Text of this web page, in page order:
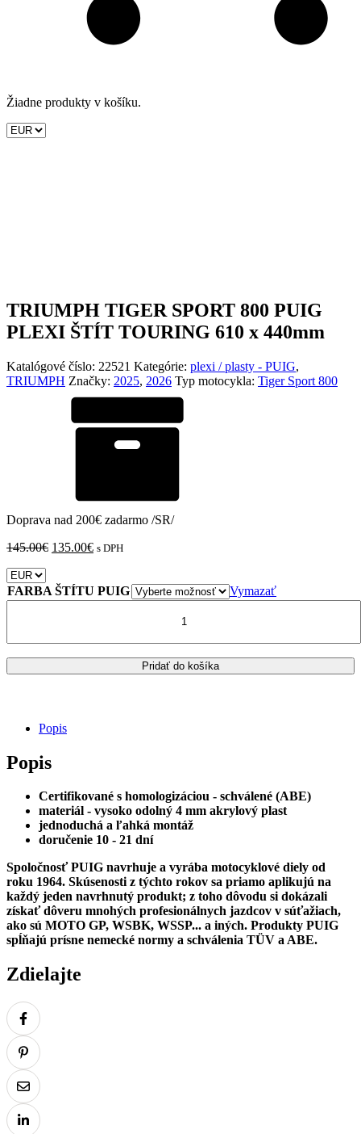
Žiadne produkty v košíku.
TRIUMPH TIGER SPORT 800 PUIG
PLEXI ŠTÍT TOURING 610 x 440mm
Katalógové číslo: 22521 Kategórie: plexi / plasty - PUIG,
TRIUMPH Značky: 2025, 2026 Typ motocykla: Tiger Sport 800
Doprava nad 200€ zadarmo /SR/
145.00€ Pôvodná
145.00€.
135.00€Aktuálna
135.00€.
s DPH
FARBA ŠTÍTU PUIG
Vymazať
800
PUIG
TOURING
440mm
Pridať do košíka
Popis
Popis
Certifikované s homologizáciou - schválené (ABE)
materiál - vysoko odolný 4 mm akrylový plast
jednoduchá a ľahká montáž
doručenie 10 - 21 dní
Spoločnosť PUIG navrhuje a vyrába motocyklové diely od
roku 1964. Skúsenosti z týchto rokov sa priamo aplikujú na
každý jeden navrhnutý produkt; z toho dôvodu si dokázali
získať dôveru mnohých profesionálnych jazdcov v súťažiach,
ako sú MOTO GP, WSBK, WSSP... a iných. Produkty PUIG
spĺňajú prísne nemecké normy a schválenia TÜV a ABE.
Zdielajte